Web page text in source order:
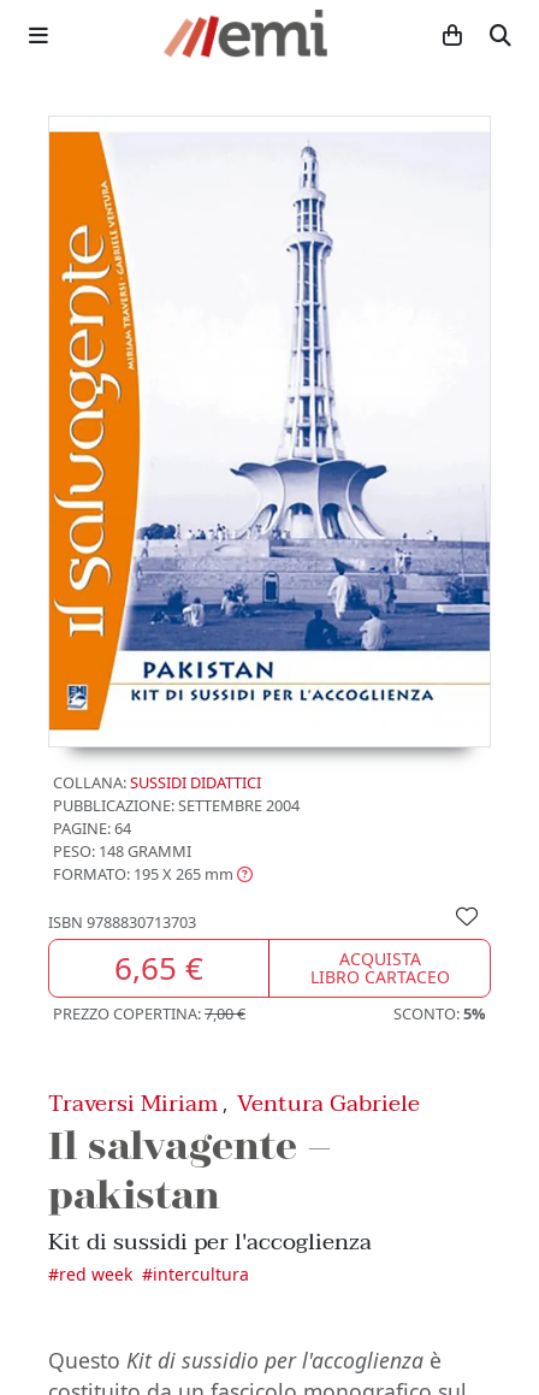
COLLANA:SUSSIDI DIDATTICI
PUBBLICAZIONE:SETTEMBRE 2004
PAGINE: 64
PESO: 148 GRAMMI
FORMATO: 195 X 265 mm
ISBN 9788830713703
6,65 € ACQUISTA
LIBRO CARTACEO
PREZZO COPERTINA:7,00 € SCONTO:5%
Traversi Miriam , Ventura Gabriele
Il salvagente –
pakistan
Kit di sussidi per l'accoglienza
#red week #intercultura
Questo Kit di sussidio per l'accoglienza è